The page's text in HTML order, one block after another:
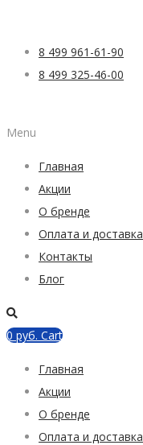
8 499 961-61-90
8 499 325-46-00
Menu
Главная
Акции
О бренде
Оплата и доставка
Контакты
Блог
0 руб. Cart
Главная
Акции
О бренде
Оплата и доставка